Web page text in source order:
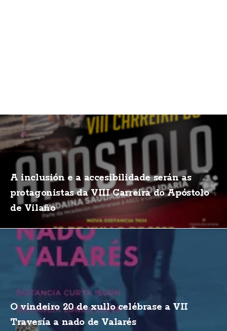
A inclusión e a accesibilidade serán as
protagonistas da VIII Carreira do Apóstolo
de Vilaño
O vindeiro 20 de xullo celébrase a VII
Travesía a nado de Valarés